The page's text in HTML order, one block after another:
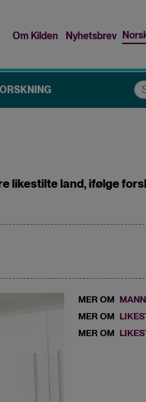
menu
Om Kilden Nyhetsbrev
likestilte land, ifølge
MER OM
MER OM
MER OM